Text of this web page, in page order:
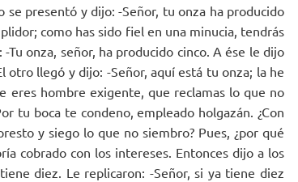
presentó y dijo: -Señor, tu onza ha producido
como has sido fiel en una minucia, tendrás
onza, señor, ha producido cinco. A ése le dijo
otro llegó y dijo: -Señor, aquí está tu onza; la he
eres hombre exigente, que reclamas lo que no
tu boca te condeno, empleado holgazán. ¿Con
y siego lo que no siembro? Pues, ¿por qué
cobrado con los intereses. Entonces dijo a los
diez. Le replicaron: -Señor, si ya tiene diez